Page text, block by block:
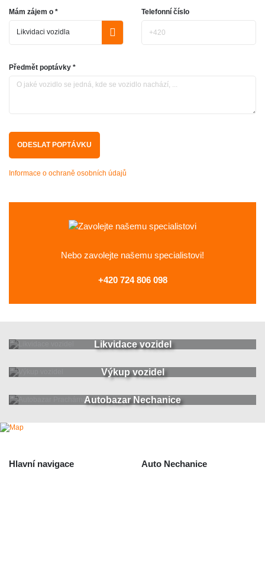
Mám zájem o * Telefonní číslo
Předmět poptávky *
Informace o ochraně osobních údajů
Nebo zavolejte našemu specialistovi!
+420 724 806 098
Likvidace vozidel
Výkup vozidel
Autobazar Nechanice
Hlavní navigace Auto Nechanice